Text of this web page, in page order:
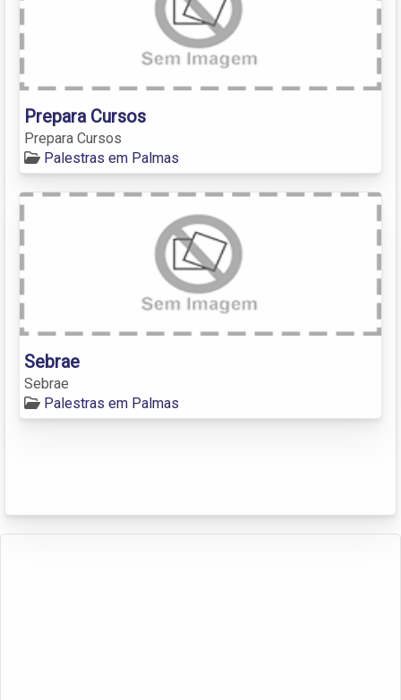
Prepara Cursos
Prepara Cursos
Palestras em Palmas
Sebrae
Sebrae
Palestras em Palmas